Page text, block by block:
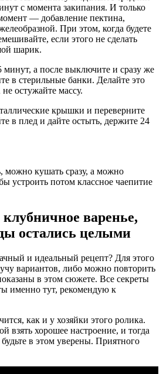
с момента закипания. И только
— добавление пектина,
При этом, когда будете
если этого не сделать
шарик.
минут, а после выключите и сразу же
в стерильные банки. Делайте это
остужайте массу.
крышки и переверните
в плед и дайте остыть, держите 24
можно кушать сразу, а можно
устроить потом классное чаепитие
варенье,
остались целыми
и идеальный рецепт? Для этого
вариантов, либо можно повторить
в этом сюжете. Все секреты
именно тут, рекомендую к
как и у хозяйки этого ролика.
взять хорошее настроение, и тогда
в этом уверены. Приятного